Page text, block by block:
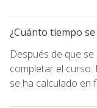
¿Cuánto tiempo
Después de que
completar el curso.
se ha calculado en